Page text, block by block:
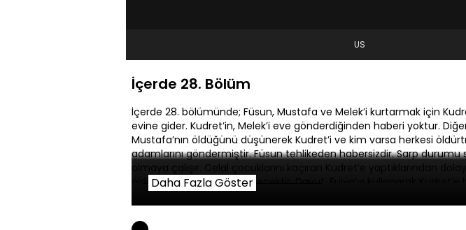
US
İçerde 28. Bölüm
İçerde 28. bölümünde; Füsun, Mustafa ve Melek’i kurtarmak için
evine gider. Kudret’in, Melek’i eve gönderdiğinden haberi yoktur.
Mustafa’nın öldüğünü düşünerek Kudret’i ve kim varsa herkesi
adamlarını göndermiştir. Füsun tehlikeden habersizdir. Sarp
olmaya çalışır. Celal çocuklarını kaçıran Kudret’e yaptıklarından
öldürmeden rahat etmeyecektir. Davut, Fulya’yı kullanarak Kudret’e
Daha Fazla Göster